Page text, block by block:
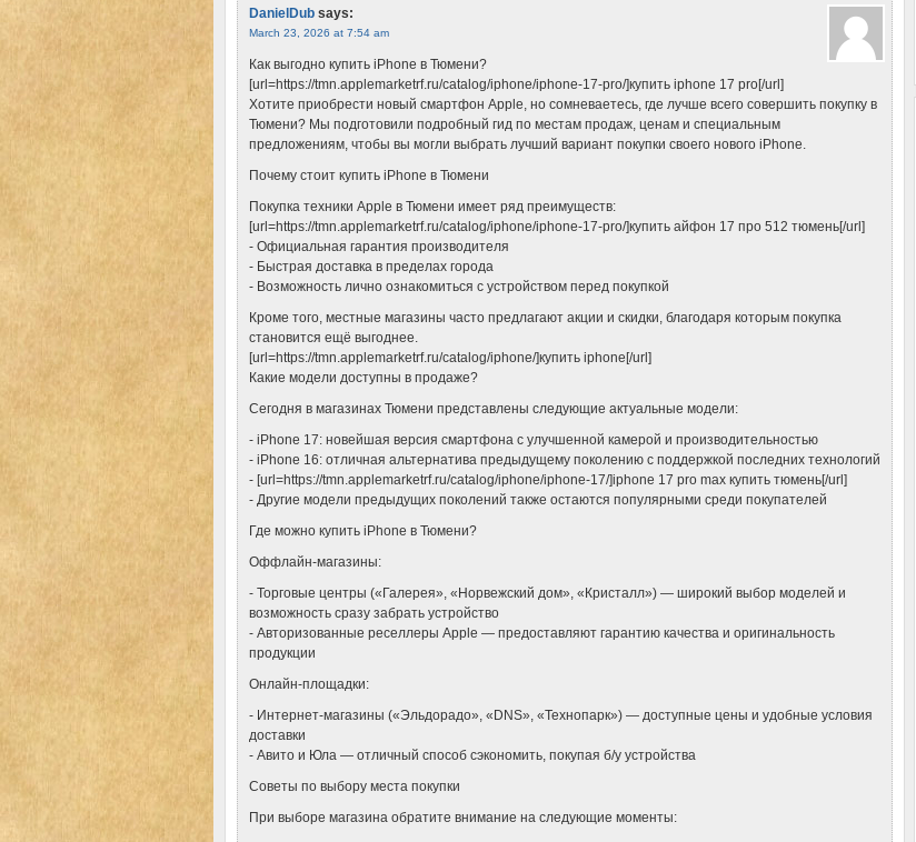
DanielDub says:
March 23, 2026 at 7:54 am
Как выгодно купить iPhone в Тюмени?
[url=https://tmn.applemarketrf.ru/catalog/iphone/iphone-17-pro/]купить iphone 17 pro[/url]
Хотите приобрести новый смартфон Apple, но сомневаетесь, где лучше всего совершить покупку в
Тюмени? Мы подготовили подробный гид по местам продаж, ценам и специальным
предложениям, чтобы вы могли выбрать лучший вариант покупки своего нового iPhone.
Почему стоит купить iPhone в Тюмени
Покупка техники Apple в Тюмени имеет ряд преимуществ:
[url=https://tmn.applemarketrf.ru/catalog/iphone/iphone-17-pro/]купить айфон 17 про 512 тюмень[/url]
- Официальная гарантия производителя
- Быстрая доставка в пределах города
- Возможность лично ознакомиться с устройством перед покупкой
Кроме того, местные магазины часто предлагают акции и скидки, благодаря которым покупка
становится ещё выгоднее.
[url=https://tmn.applemarketrf.ru/catalog/iphone/]купить iphone[/url]
Какие модели доступны в продаже?
Сегодня в магазинах Тюмени представлены следующие актуальные модели:
- iPhone 17: новейшая версия смартфона с улучшенной камерой и производительностью
- iPhone 16: отличная альтернатива предыдущему поколению с поддержкой последних технологий
- [url=https://tmn.applemarketrf.ru/catalog/iphone/iphone-17/]iphone 17 pro max купить тюмень[/url]
- Другие модели предыдущих поколений также остаются популярными среди покупателей
Где можно купить iPhone в Тюмени?
Оффлайн-магазины:
- Торговые центры («Галерея», «Норвежский дом», «Кристалл») — широкий выбор моделей и
возможность сразу забрать устройство
- Авторизованные реселлеры Apple — предоставляют гарантию качества и оригинальность
продукции
Онлайн-площадки:
- Интернет-магазины («Эльдорадо», «DNS», «Технопарк») — доступные цены и удобные условия
доставки
- Авито и Юла — отличный способ сэкономить, покупая б/у устройства
Советы по выбору места покупки
При выборе магазина обратите внимание на следующие моменты: